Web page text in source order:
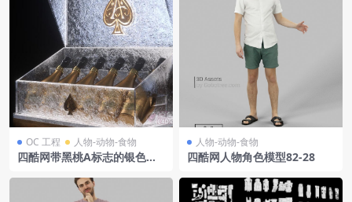
OC 工程 人物-动物-食物
四酷网带黑桃A标志的银色盒
人物-动物-食物
四酷网人物角色模型82-28